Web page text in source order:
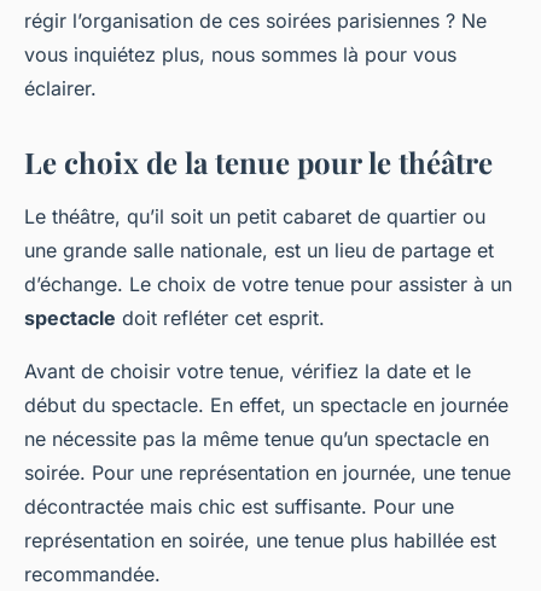
régir l’organisation de ces soirées parisiennes ? Ne
vous inquiétez plus, nous sommes là pour vous
éclairer.
Le choix de la tenue pour le théâtre
Le théâtre, qu’il soit un petit cabaret de quartier ou
une grande salle nationale, est un lieu de partage et
d’échange. Le choix de votre tenue pour assister à un
spectacle doit refléter cet esprit.
Avant de choisir votre tenue, vérifiez la date et le
début du spectacle. En effet, un spectacle en journée
ne nécessite pas la même tenue qu’un spectacle en
soirée. Pour une représentation en journée, une tenue
décontractée mais chic est suffisante. Pour une
représentation en soirée, une tenue plus habillée est
recommandée.